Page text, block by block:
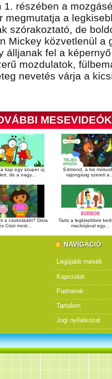
1. részében a
megmutatja a
szórakoztató, de
Mickey közvetlenül a
álljanak fel a
mozdulatok,
nevetés várja a
kap egy szuper új
de a nagy...
Edmond, a kis
rajongásig szereti
a csokoládét? Dóra
Csizi most...
Tarts a legkisebbek
mackójával egy...
NAVIGÁCIÓ
Legújabb mesék
Kapcsolat
Partnerek
Tartalom
Jogi nyilatkozat